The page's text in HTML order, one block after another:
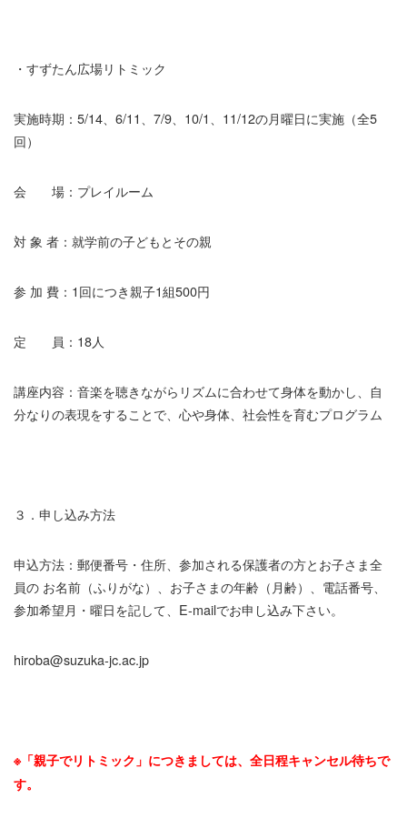
・すずたん広場リトミック
実施時期：5/14、6/11、7/9、10/1、11/12の月曜日に実施（全5
回）
会 場：プレイルーム
対 象 者：就学前の子どもとその親
参 加 費：1回につき親子1組500円
定 員：18人
講座内容：音楽を聴きながらリズムに合わせて身体を動かし、自
分なりの表現をすることで、心や身体、社会性を育むプログラム
３．申し込み方法
申込方法：郵便番号・住所、参加される保護者の方とお子さま全
員の お名前（ふりがな）、お子さまの年齢（月齢）、電話番号、
参加希望月・曜日を記して、E-mailでお申し込み下さい。
hiroba@suzuka-jc.ac.jp
※「親子でリトミック」につきましては、全日程キャンセル待ちで
す。